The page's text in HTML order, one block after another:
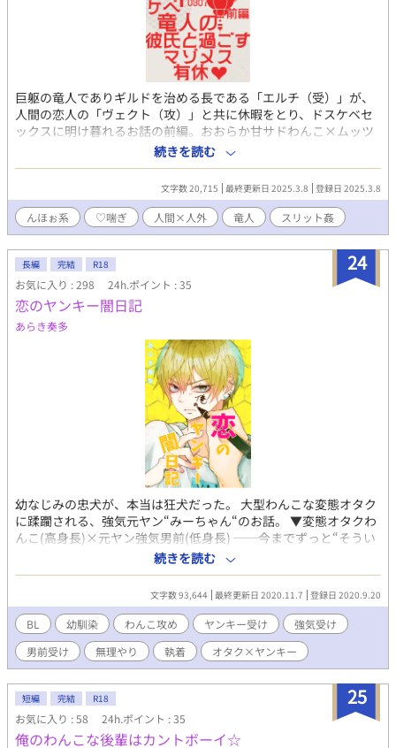
巨躯の竜人でありギルドを治める長である「エルチ（受）」が、
人間の恋人の「ヴェクト（攻）」と共に休暇をとり、ドスケベセ
ックスに明け暮れるお話の前編。おおらか甘サドわんこ×ムッツ
リドスケベ強気ザコメスなCPです。 人間×人外要素やスリット
姦、尿道攻めや3点責めなど少々ハードめな内容が含まれます。
コミッションにて執筆させていただいた作品で、登場人物や世界
観の設定はご依頼主様に帰属いたします。ありがとうございまし
た！ ・web拍手 http://bit.ly/38kXFb0 ・X垢
https://twitter.com/show1write
続きを読む
文字数 20,715 最終更新日 2025.3.8 登録日 2025.3.8
んほぉ系 ♡喘ぎ 人間×人外 竜人 スリット姦
24
長編 完結 R18
お気に入り : 298 24h.ポイント : 35
恋のヤンキー闇日記
あらき奏多
幼なじみの忠犬が、本当は狂犬だった。 大型わんこな変態オタク
に蹂躙される、強気元ヤン“みーちゃん“のお話。 ▼変態オタクわ
んこ(高身長)×元ヤン強気男前(低身長) ──今までずっと“そうい
う目”で見ていたのか？ もう普通の幼なじみには戻れないのか？
悩んで泣いて殴って衝突しまくって、突き詰めて出した答え
は……。 ※多少の血＆嘔吐表現あり。 ※受けは可哀想なくらいず
っと拒みます。 ※紆余曲折ありますがハピエン主義です。 【登場
人物】 ▼遠山 兼嗣(とおやま かねつぐ)攻 ・189センチ。19歳。タ
レ目のでかいオタク。 ・人畜無害そうな見た目。根っこは真面目
で何でも凝り性だけど、あんまり無害ではない。 ・漫画もアニメ
もゲームも好き。格闘系もエロゲもする。手先が器用で猫背でよ
く絵を描いている。多趣味。“日記”も立派な趣味のひとつです。
▼朝日 美夜飛(あさひ みやび)受 ・自称170センチ。19歳。一応ち
ゃんと筋肉あるけど食生活が狂ってるので華奢。 ・中学生のころ
は結構やんちゃしてた。今はだいぶ落ちついているが、口が悪い
続きを読む
文字数 93,644 最終更新日 2020.11.7 登録日 2020.9.20
BL 幼馴染 わんこ攻め ヤンキー受け
強気受け
男前受け
無理やり 執着 オタク×ヤンキー
25
短編 完結 R18
お気に入り : 58 24h.ポイント : 35
俺のわんこな後輩はカントボーイ☆